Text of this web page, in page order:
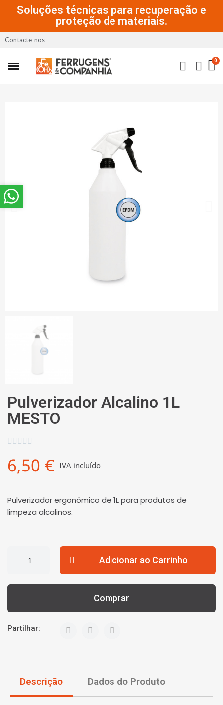
Soluções técnicas para recuperação e
proteção de materiais.
Contacte-nos
Pulverizador Alcalino 1L
MESTO
    
6,50 € IVA incluído
Pulverizador ergonómico de 1L para produtos de
limpeza alcalinos.
Adicionar ao Carrinho
Comprar
Partilhar:
Descrição Dados do Produto